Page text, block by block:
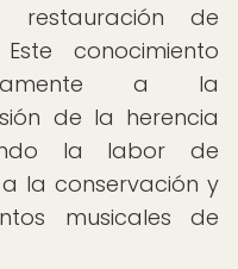
de
conocimiento
a la
de la herencia
la labor de
la conservación y
musicales de